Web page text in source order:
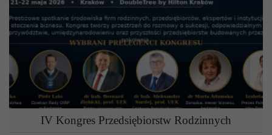
IV Kongres Przedsiębiorstw Rodzinnych